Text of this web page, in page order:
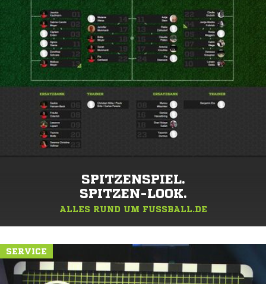
SPITZENSPIEL.
SPITZEN-LOOK.
ALLES RUND UM FUSSBALL.DE
SERVICE